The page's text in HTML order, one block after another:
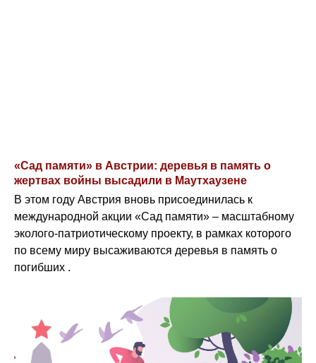
«Сад памяти» в Австрии: деревья в память о
жертвах войны высадили в Маутхаузене
В этом году Австрия вновь присоединилась к
международной акции «Сад памяти» – масштабному
эколого-патриотическому проекту, в рамках которого
по всему миру высаживаются деревья в память о
погибших .